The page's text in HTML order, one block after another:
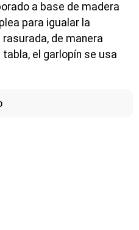
a base de madera
para igualar la
rasurada, de manera
el garlopín se usa